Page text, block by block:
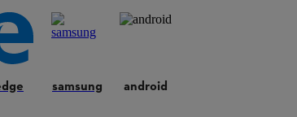
samsung android